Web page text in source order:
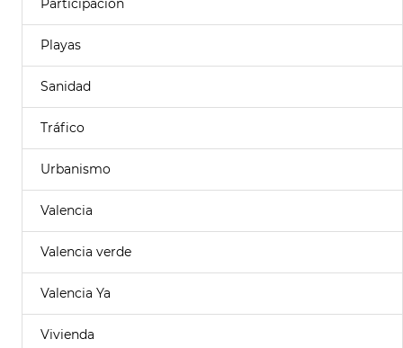
Playas
Sanidad
Tráfico
Urbanismo
Valencia
Valencia verde
Valencia Ya
Vivienda